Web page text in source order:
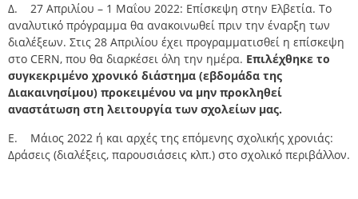
Δ. 27 Απριλίου – 1 Μαΐου 2022: Επίσκεψη στην Ελβετία. Το
αναλυτικό πρόγραμμα θα ανακοινωθεί πριν την έναρξη των
διαλέξεων. Στις 28 Απριλίου έχει προγραμματισθεί η επίσκεψη
στο CERN, που θα διαρκέσει όλη την ημέρα. Επιλέχθηκε το
συγκεκριμένο χρονικό διάστημα (εβδομάδα της
Διακαινησίμου) προκειμένου να μην προκληθεί
αναστάτωση στη λειτουργία των σχολείων μας.
Ε. Μάιος 2022 ή και αρχές της επόμενης σχολικής χρονιάς:
Δράσεις (διαλέξεις, παρουσιάσεις κλπ.) στο σχολικό περιβάλλον.